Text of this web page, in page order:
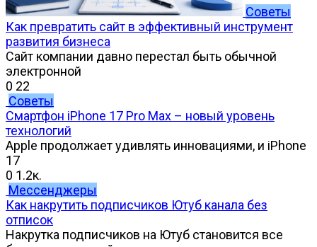
Советы
Как превратить сайт в эффективный инструмент
развития бизнеса
Сайт компании давно перестал быть обычной
электронной
0 22
Советы
Смартфон iPhone 17 Pro Max – новый уровень
технологий
Apple продолжает удивлять инновациями, и iPhone
17
0 1.2к.
Мессенджеры
Как накрутить подписчиков Ютуб канала без
отписок
Накрутка подписчиков на Ютуб становится все